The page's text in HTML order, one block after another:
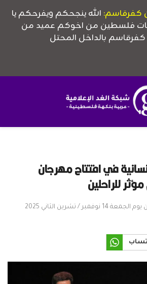
في افتتاح مهرجان
للراحلين